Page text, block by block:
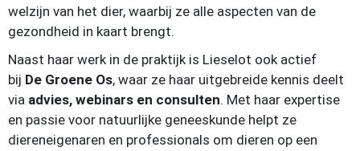
welzijn van het dier, waarbij ze alle aspecten van de
gezondheid in kaart brengt.
Naast haar werk in de praktijk is Lieselot ook actief
bij De Groene Os, waar ze haar uitgebreide kennis deelt
via advies, webinars en consulten. Met haar expertise
en passie voor natuurlijke geneeskunde helpt ze
diereneigenaren en professionals om dieren op een